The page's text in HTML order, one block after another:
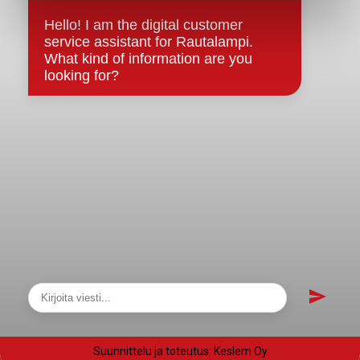
Evästeet
Saavutettavuusseloste
Tietosuoja
Tietosuojaselosteet